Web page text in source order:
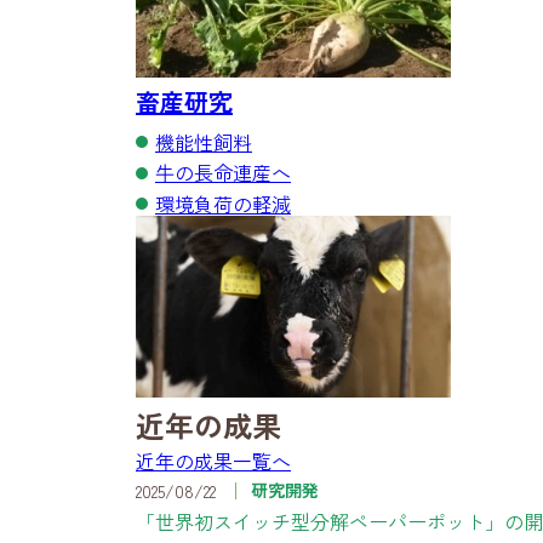
畜産研究
機能性飼料
牛の長命連産へ
環境負荷の軽減
近年の成果
近年の成果一覧へ
2025/08/22 研究開発
「世界初スイッチ型分解ペーパーポット」の